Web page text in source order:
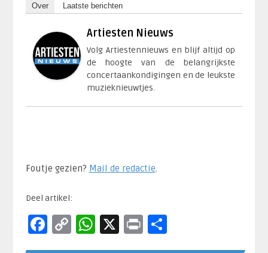
Over Laatste berichten
Artiesten Nieuws
Volg Artiestennieuws en blijf altijd op
de hoogte van de belangrijkste
concertaankondigingen en de leukste
muzieknieuwtjes.
Foutje gezien? Mail de redactie.​
Deel artikel:
Facebook
CopyWhatsApp
X PrintDelen